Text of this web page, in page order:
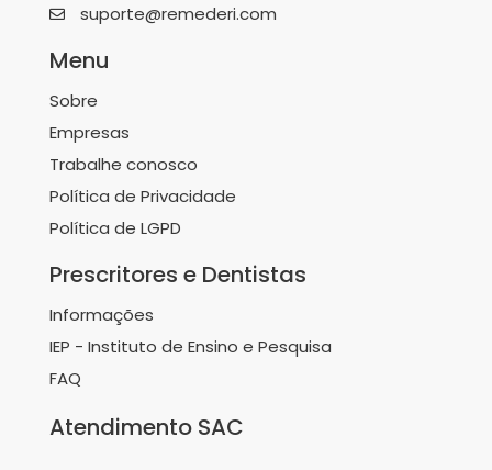
suporte@remederi.com
Menu
Sobre
Empresas
Trabalhe conosco
Política de Privacidade
Política de LGPD
Prescritores e Dentistas
Informações
IEP - Instituto de Ensino e Pesquisa
FAQ
Atendimento SAC